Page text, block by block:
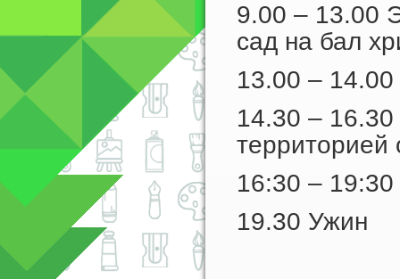
9.00 – 13.00
сад на бал
13.00 –
14.30 –
территорией
16:30 – 19:30
19.30 Ужин